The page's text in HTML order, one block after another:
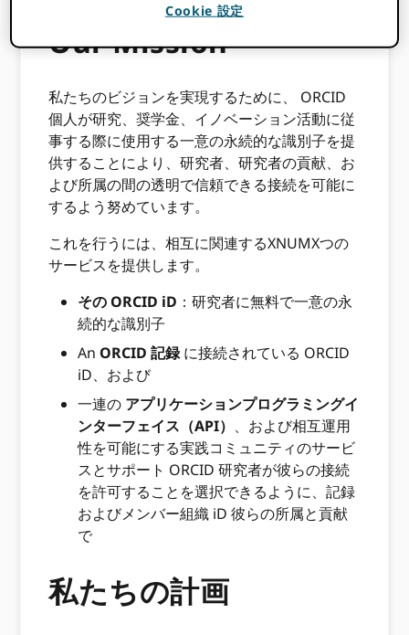
Our Mission
私たちのビジョンを実現するために、 ORCID
個人が研究、奨学金、イノベーション活動に従
事する際に使用する一意の永続的な識別子を提
供することにより、研究者、研究者の貢献、お
よび所属の間の透明で信頼できる接続を可能に
するよう努めています。
これを行うには、相互に関連するXNUMXつの
サービスを提供します。
その ORCID iD ：研究者に無料で一意の永
続的な識別子
AnORCID 記録に接続されている ORCID
iD、および
一連の アプリケーションプログラミングイ
ンターフェイス（API） 、および相互運用
性を可能にする実践コミュニティのサービ
スとサポート ORCID 研究者が彼らの接続
を許可することを選択できるように、記録
およびメンバー組織 iD 彼らの所属と貢献
で
私たちの計画
Cookie 設定